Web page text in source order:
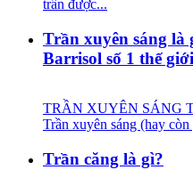
trần được...
Trần xuyên sáng là
Barrisol số 1 thế giới
TRẦN XUYÊN SÁNG
Trần xuyên sáng (hay còn
Trần căng là gì?